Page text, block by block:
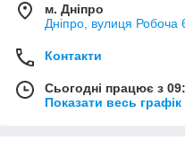
м. Дніпро
Дніпро, вулиця Робоча
Контакти
Сьогодні працює з
Показати весь